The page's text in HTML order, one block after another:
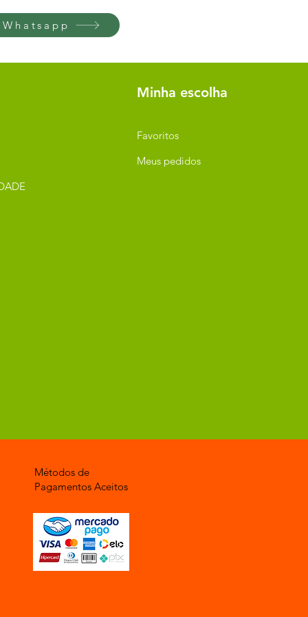
Minha escolha
Favoritos
Meus pedidos
Métodos de
Pagamentos Aceitos